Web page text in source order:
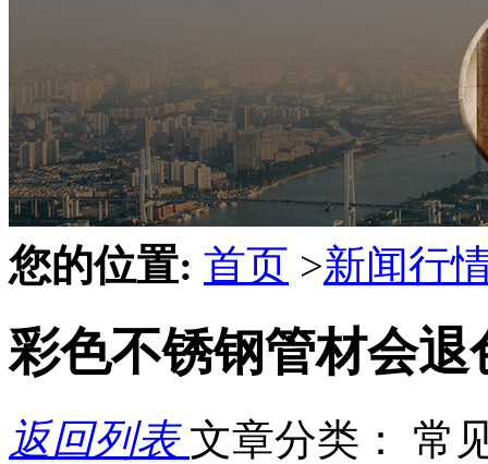
您的位置: 首页 >新闻行
彩色不锈钢管材会退
返回列表文章分类： 常